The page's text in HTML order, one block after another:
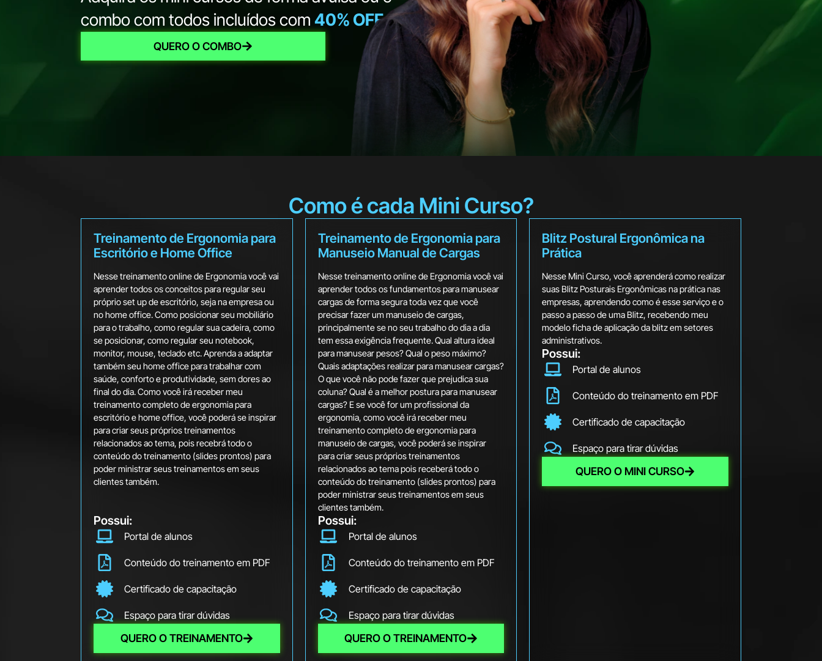
combo com todos incluídos com 40% OFF
QUERO O COMBO
Como é cada Mini Curso?
Treinamento de Ergonomia para
Escritório e Home Office
Nesse treinamento online de Ergonomia você vai
aprender todos os conceitos para regular seu
próprio set up de escritório, seja na empresa ou
no home office. Como posicionar seu mobiliário
para o trabalho, como regular sua cadeira, como
se posicionar, como regular seu notebook,
monitor, mouse, teclado etc. Aprenda a adaptar
também seu home office para trabalhar com
saúde, conforto e produtividade, sem dores ao
final do dia. Como você irá receber meu
treinamento completo de ergonomia para
escritório e home office, você poderá se inspirar
para criar seus próprios treinamentos
relacionados ao tema, pois recebrá todo o
conteúdo do treinamento (slides prontos) para
poder ministrar seus treinamentos em seus
clientes também.
Possui:
Portal de alunos
Conteúdo do treinamento em PDF
Certificado de capacitação
Espaço para tirar dúvidas
QUERO O TREINAMENTO
Treinamento de Ergonomia para
Manuseio Manual de Cargas
Nesse treinamento online de Ergonomia você vai
aprender todos os fundamentos para manusear
cargas de forma segura toda vez que você
precisar fazer um manuseio de cargas,
principalmente se no seu trabalho do dia a dia
tem essa exigência frequente. Qual altura ideal
para manusear pesos? Qual o peso máximo?
Quais adaptações realizar para manusear cargas?
O que você não pode fazer que prejudica sua
coluna? Qual é a melhor postura para manusear
cargas? E se você for um profissional da
ergonomia, como você irá receber meu
treinamento completo de ergonomia para
manuseio de cargas, você poderá se inspirar
para criar seus próprios treinamentos
relacionados ao tema pois receberá todo o
conteúdo do treinamento (slides prontos) para
poder ministrar seus treinamentos em seus
clientes também.
Possui:
Portal de alunos
Conteúdo do treinamento em PDF
Certificado de capacitação
Espaço para tirar dúvidas
QUERO O TREINAMENTO
Blitz Postural Ergonômica na
Prática
Nesse Mini Curso, você aprenderá como realizar
suas Blitz Posturais Ergonômicas na prática nas
empresas, aprendendo como é esse serviço e o
passo a passo de uma Blitz, recebendo meu
modelo ficha de aplicação da blitz em setores
administrativos.
Possui:
Portal de alunos
Conteúdo do treinamento em PDF
Certificado de capacitação
Espaço para tirar dúvidas
QUERO O MINI CURSO